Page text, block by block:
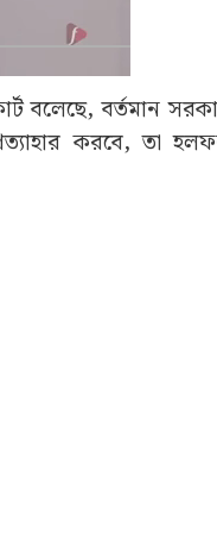
বলেছে, বর্তমান
করবে, তা